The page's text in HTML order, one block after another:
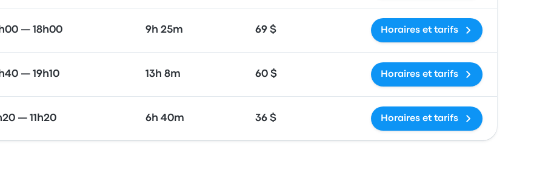
— 18h00 9h 25m 69 $ Horaires et tarifs
— 19h10 13h 8m 60 $ Horaires et tarifs
— 11h20 6h 40m 36 $ Horaires et tarifs